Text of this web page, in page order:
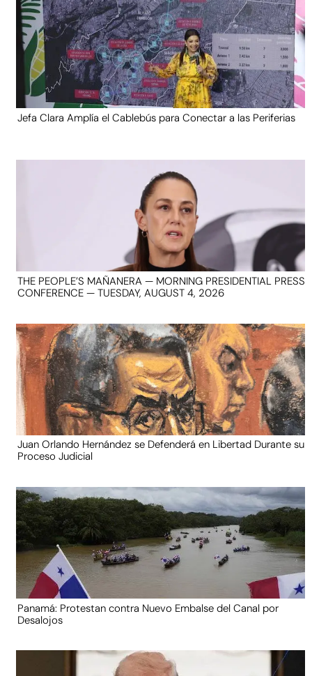
Jefa Clara Amplía el Cablebús para Conectar a las Periferias
THE PEOPLE’S MAÑANERA — MORNING PRESIDENTIAL PRESS
CONFERENCE — TUESDAY, AUGUST 4, 2026
Juan Orlando Hernández se Defenderá en Libertad Durante su
Proceso Judicial
Panamá: Protestan contra Nuevo Embalse del Canal por
Desalojos